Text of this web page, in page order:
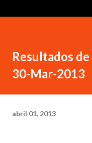
Resultados
30-Mar-2013
abril 01, 2013